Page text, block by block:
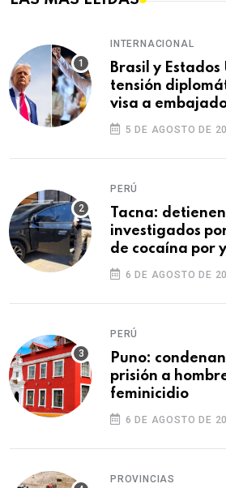
INTERNACIONAL
Brasil y
tensión
visa a
5 DE AGOSTO DE
PERÚ
Tacna:
investigados
de cocaína por
ilegales
6 DE AGOSTO DE
PERÚ
Puno:
prisión a
feminicidio
6 DE AGOSTO DE
PROVINCIAS